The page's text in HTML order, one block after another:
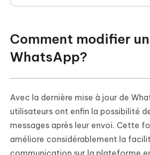
Comment modifier
WhatsApp?
Avec la dernière mise à jour de
utilisateurs ont enfin la possibilité
messages après leur envoi. Cette
améliore considérablement la